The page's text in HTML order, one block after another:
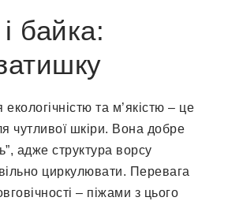
байка:
та м’якістю – це
чутливої шкіри. Вона добре
адже структура ворсу
циркулювати. Перевага
– піжами з цього